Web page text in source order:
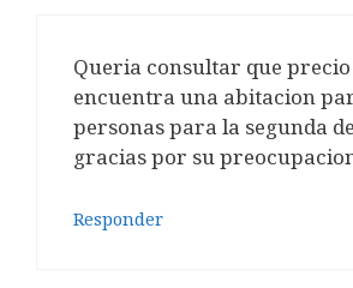
Queria consultar que precio
encuentra una abitacion
personas para la segunda
gracias por su
Responder